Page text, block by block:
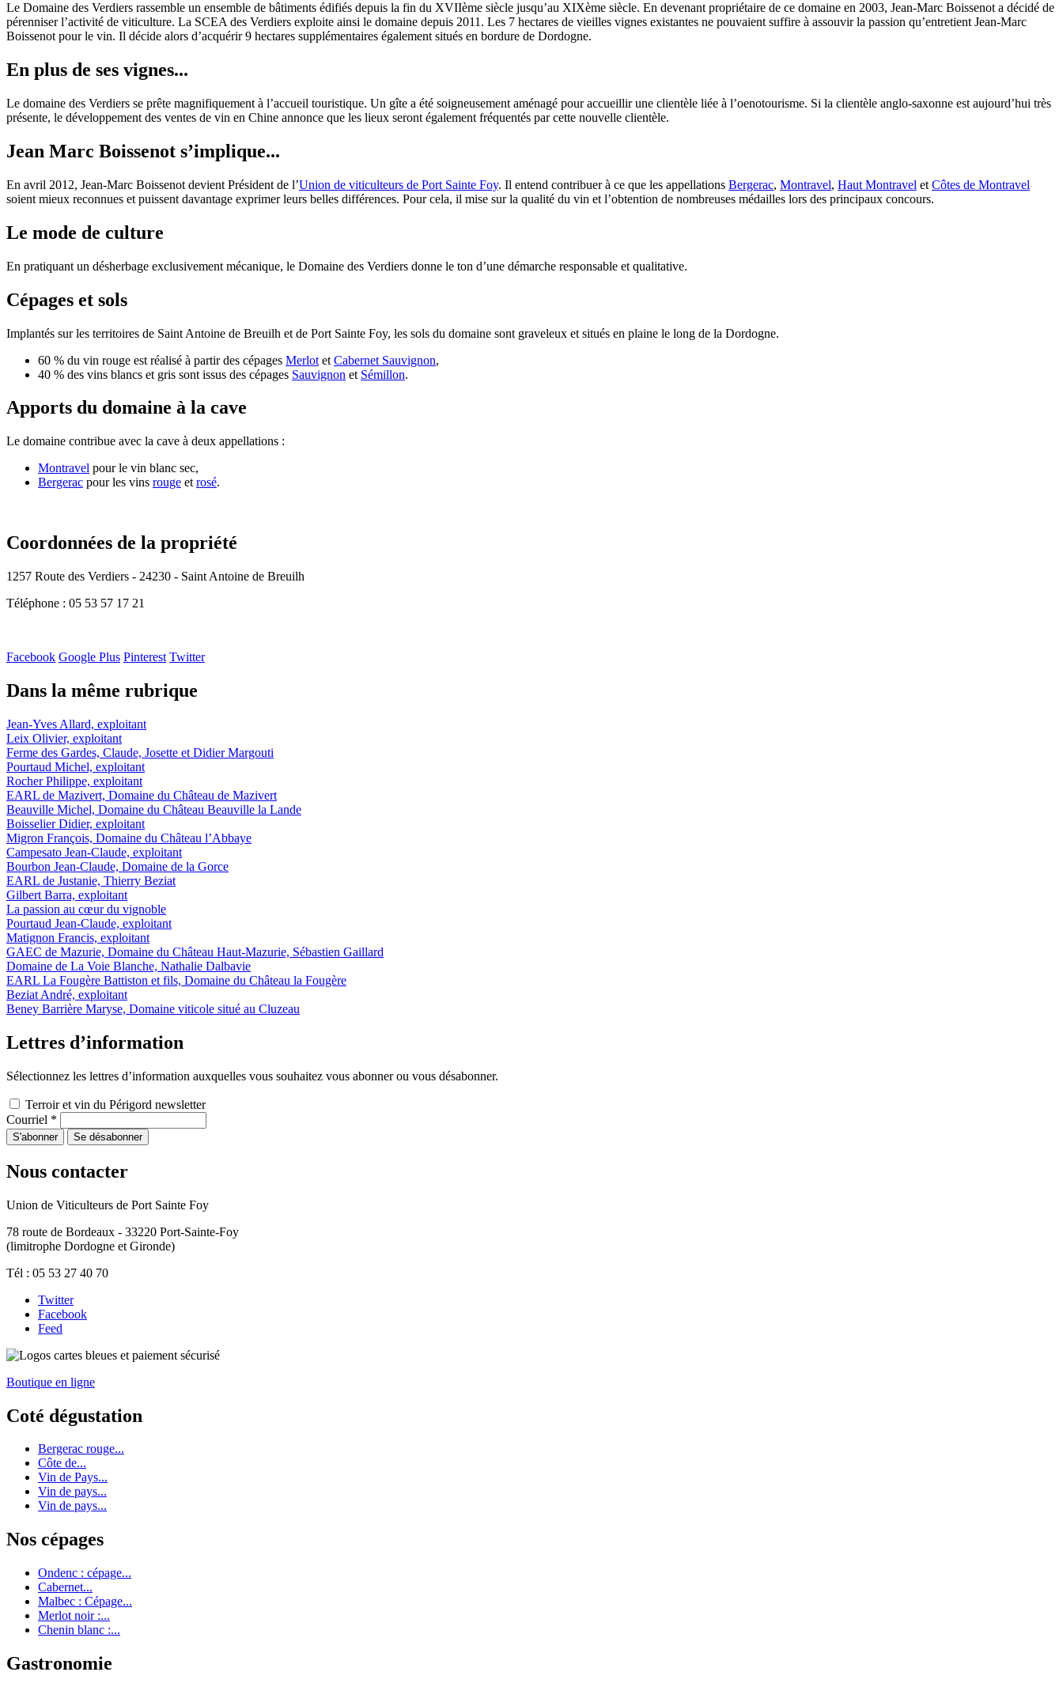
Le Domaine des Verdiers rassemble un ensemble de bâtiments édifiés depuis la fin du XVIIème siècle jusqu’au XIXème siècle. En devenant propriétaire de ce domaine en 2003, Jean-Marc Boissenot a décidé de
pérenniser l’activité de viticulture. La SCEA des Verdiers exploite ainsi le domaine depuis 2011. Les 7 hectares de vieilles vignes existantes ne pouvaient suffire à assouvir la passion qu’entretient Jean-Marc
Boissenot pour le vin. Il décide alors d’acquérir 9 hectares supplémentaires également situés en bordure de Dordogne.
En plus de ses vignes...
Le domaine des Verdiers se prête magnifiquement à l’accueil touristique. Un gîte a été soigneusement aménagé pour accueillir une clientèle liée à l’oenotourisme. Si la clientèle anglo-saxonne est aujourd’hui très
présente, le développement des ventes de vin en Chine annonce que les lieux seront également fréquentés par cette nouvelle clientèle.
Jean Marc Boissenot s’implique...
En avril 2012, Jean-Marc Boissenot devient Président de l’Union de viticulteurs de Port Sainte Foy. Il entend contribuer à ce que les appellations Bergerac, Montravel, Haut Montravel et Côtes de Montravel
soient mieux reconnues et puissent davantage exprimer leurs belles différences. Pour cela, il mise sur la qualité du vin et l’obtention de nombreuses médailles lors des principaux concours.
Le mode de culture
En pratiquant un désherbage exclusivement mécanique, le Domaine des Verdiers donne le ton d’une démarche responsable et qualitative.
Cépages et sols
Implantés sur les territoires de Saint Antoine de Breuilh et de Port Sainte Foy, les sols du domaine sont graveleux et situés en plaine le long de la Dordogne.
60 % du vin rouge est réalisé à partir des cépages Merlot et Cabernet Sauvignon,
40 % des vins blancs et gris sont issus des cépages Sauvignon et Sémillon.
Apports du domaine à la cave
Le domaine contribue avec la cave à deux appellations :
Montravel pour le vin blanc sec,
Bergerac pour les vins rouge et rosé.
Coordonnées de la propriété
1257 Route des Verdiers - 24230 - Saint Antoine de Breuilh
Téléphone : 05 53 57 17 21
Facebook Google Plus Pinterest Twitter
Dans la même rubrique
Jean-Yves Allard, exploitant
Leix Olivier, exploitant
Ferme des Gardes, Claude, Josette et Didier Margouti
Pourtaud Michel, exploitant
Rocher Philippe, exploitant
EARL de Mazivert, Domaine du Château de Mazivert
Beauville Michel, Domaine du Château Beauville la Lande
Boisselier Didier, exploitant
Migron François, Domaine du Château l’Abbaye
Campesato Jean-Claude, exploitant
Bourbon Jean-Claude, Domaine de la Gorce
EARL de Justanie, Thierry Beziat
Gilbert Barra, exploitant
La passion au cœur du vignoble
Pourtaud Jean-Claude, exploitant
Matignon Francis, exploitant
GAEC de Mazurie, Domaine du Château Haut-Mazurie, Sébastien Gaillard
Domaine de La Voie Blanche, Nathalie Dalbavie
EARL La Fougère Battiston et fils, Domaine du Château la Fougère
Beziat André, exploitant
Beney Barrière Maryse, Domaine viticole situé au Cluzeau
Lettres d’information
Sélectionnez les lettres d’information auxquelles vous souhaitez vous abonner ou vous désabonner.
Terroir et vin du Périgord newsletter
Courriel *
Nous contacter
Union de Viticulteurs de Port Sainte Foy
78 route de Bordeaux - 33220 Port-Sainte-Foy
(limitrophe Dordogne et Gironde)
Tél : 05 53 27 40 70
Twitter
Facebook
Feed
Boutique en ligne
Coté dégustation
Bergerac rouge...
Côte de...
Vin de Pays...
Vin de pays...
Vin de pays...
Nos cépages
Ondenc : cépage...
Cabernet...
Malbec : Cépage...
Merlot noir :...
Chenin blanc :...
Gastronomie